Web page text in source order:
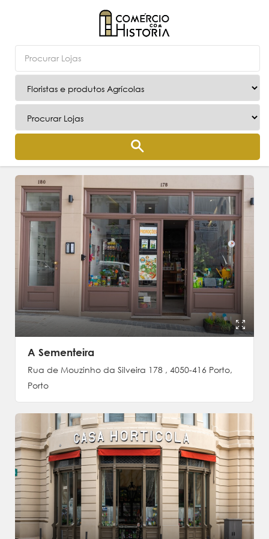
A Sementeira
Rua de Mouzinho da Silveira 178 , 4050-416 Porto,
Porto